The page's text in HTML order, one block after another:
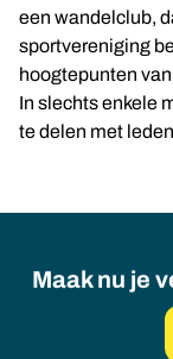
een wandelclub,
sportvereniging
hoogtepunten
In slechts enkele
te delen met
Maak nu je